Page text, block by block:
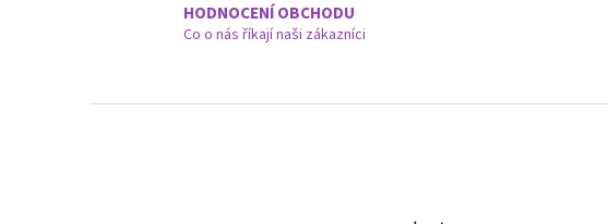
HODNOCENÍ OBCHODU
Co o nás říkají naši zákazníci